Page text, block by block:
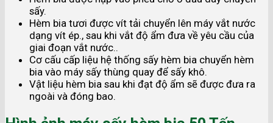
sấy.
Hèm bia tươi được vít tải chuyển lên máy vắt nước
dạng vít ép., sau khi vắt độ ẩm đưa về yêu cầu của
giai đoạn vắt nước..
Cơ cấu cấp liệu hệ thống sấy hèm bia chuyển hèm
bia vào máy sấy thùng quay để sấy khô.
Vật liệu hèm bia sau khi đạt độ ẩm sẽ được đưa ra
ngoài và đóng bao.